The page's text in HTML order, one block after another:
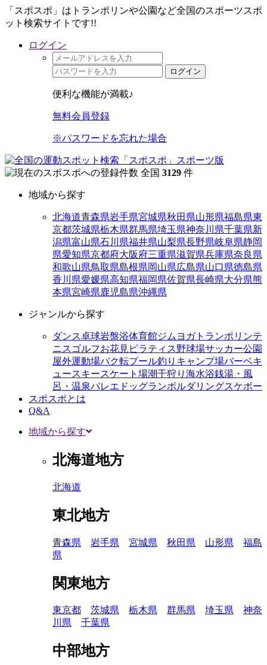
「スポスポ」はトランポリンや公園など全国のスポーツスポ
ット検索サイトです!!
ログイン
ログイン
便利な機能が満載♪
無料会員登録
※パスワードを忘れた場合
全国 3129 件
地域から探す
北海道青森県岩手県宮城県秋田県山形県福島県東
京都茨城県栃木県群馬県埼玉県神奈川県千葉県新
潟県富山県石川県福井県山梨県長野県岐阜県静岡
県愛知県京都府大阪府三重県滋賀県兵庫県奈良県
和歌山県鳥取県島根県岡山県広島県山口県徳島県
香川県愛媛県高知県福岡県佐賀県長崎県大分県熊
本県宮崎県鹿児島県沖縄県
ジャンルから探す
ダンス卓球岩盤浴体育館ジム ヨガトランポリンテ
ニス ゴルフお花見 ピラティス野球場サッカー公園
屋外運動場バク転プール釣り キャンプ場バーベキ
ュースキースケート場潮干狩り 海水浴銭湯・風
呂・温泉バレエ ドッグランボルダリングスケボー
スポスポとは
Q&A
地域から探す
北海道地方
北海道
東北地方
青森県 岩手県 宮城県 秋田県 山形県
福島
県
関東地方
東京都 茨城県 栃木県 群馬県 埼玉県
神奈
川県
千葉県
中部地方